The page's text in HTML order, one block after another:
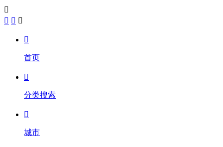

  

首页

分类搜索

城市